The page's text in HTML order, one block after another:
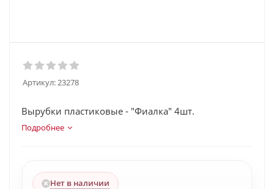
Артикул:23278
Вырубки пластиковые - "Фиалка" 4шт.
Подробнее
Нет в наличии